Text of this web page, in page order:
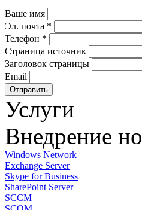
Ваше имя
Эл. почта *
Телефон *
Страница источник
Заголовок страницы
Email
Услуги
Внедрение
Windows Network
Exchange Server
Skype for Business
SharePoint Server
SCCM